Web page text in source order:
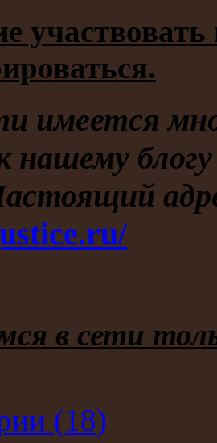
имеется
нашему
в сети
(18)